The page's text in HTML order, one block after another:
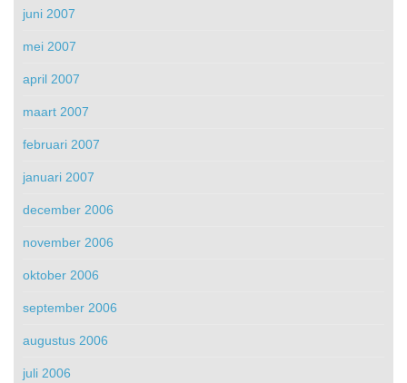
juni 2007
mei 2007
april 2007
maart 2007
februari 2007
januari 2007
december 2006
november 2006
oktober 2006
september 2006
augustus 2006
juli 2006